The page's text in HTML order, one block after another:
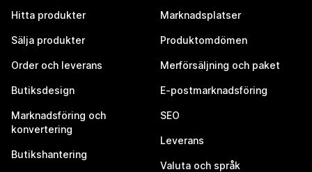
Hitta produkter
Sälja produkter
Order och leverans
Butiksdesign
Marknadsföring och
konvertering
Butikshantering
Marknadsplatser
Produktomdömen
Merförsäljning och paket
E-postmarknadsföring
SEO
Leverans
Valuta och språk